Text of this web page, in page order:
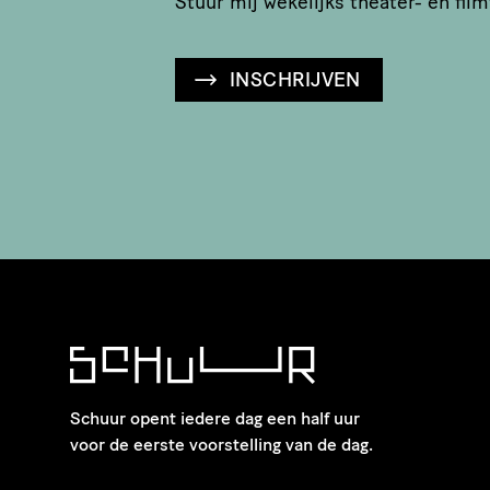
INSCHRIJVEN
Schuur opent iedere dag een half uur
voor de eerste voorstelling van de dag.